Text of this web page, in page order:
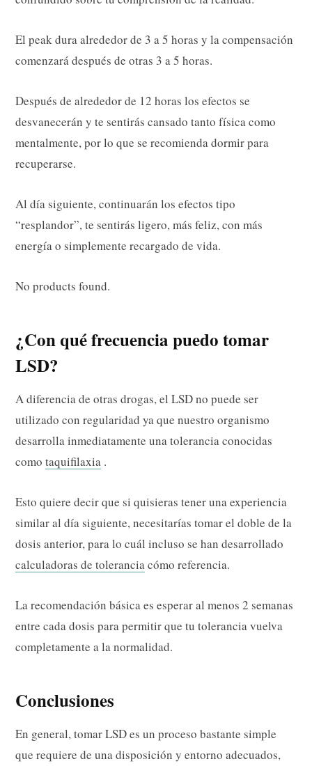
El peak dura alrededor de 3 a 5 horas y la compensación
comenzará después de otras 3 a 5 horas.
Después de alrededor de 12 horas los efectos se
desvanecerán y te sentirás cansado tanto física como
mentalmente, por lo que se recomienda dormir para
recuperarse.
Al día siguiente, continuarán los efectos tipo
“resplandor”, te sentirás ligero, más feliz, con más
energía o simplemente recargado de vida.
No products found.
¿Con qué frecuencia puedo tomar
LSD?
A diferencia de otras drogas, el LSD no puede ser
utilizado con regularidad ya que nuestro organismo
desarrolla inmediatamente una tolerancia conocidas
como taquifilaxia .
Esto quiere decir que si quisieras tener una experiencia
similar al día siguiente, necesitarías tomar el doble de la
dosis anterior, para lo cuál incluso se han desarrollado
calculadoras de toleranciacómo referencia.
La recomendación básica es esperar al menos 2 semanas
entre cada dosis para permitir que tu tolerancia vuelva
completamente a la normalidad.
Conclusiones
En general, tomar LSD es un proceso bastante simple
que requiere de una disposición y entorno adecuados,